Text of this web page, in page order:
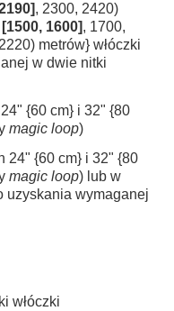
, 2300, 2420)
[1500, 1600], 1700,
metrów} włóczki
w dwie nitki
{60 cm} i 32" {80
magic loop)
24" {60 cm} i 32" {80
magic loop) lub w
uzyskania wymaganej
włóczki